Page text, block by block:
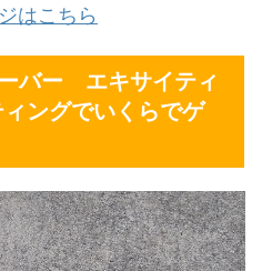
はこちら
バー エキサイティ
ングでいくらでゲ